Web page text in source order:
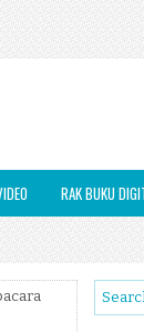
RAK BUKU